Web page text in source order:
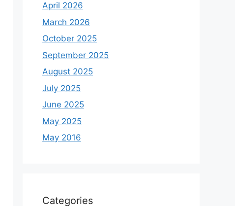
April 2026
March 2026
October 2025
September 2025
August 2025
July 2025
June 2025
May 2025
May 2016
Categories